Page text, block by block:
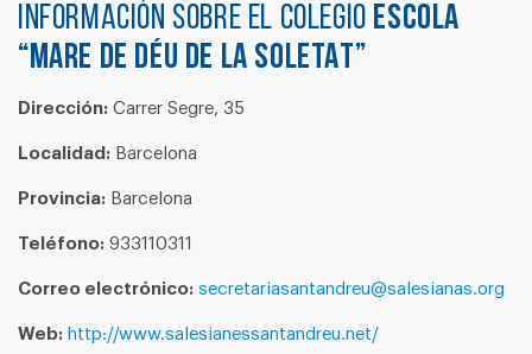
Información sobre el colegio ESCOLA
“MARE DE DÉU DE LA SOLETAT”
Dirección: Carrer Segre, 35
Localidad: Barcelona
Provincia: Barcelona
Teléfono: 933110311
Correo electrónico: secretariasantandreu@salesianas.org
Web: http://www.salesianessantandreu.net/